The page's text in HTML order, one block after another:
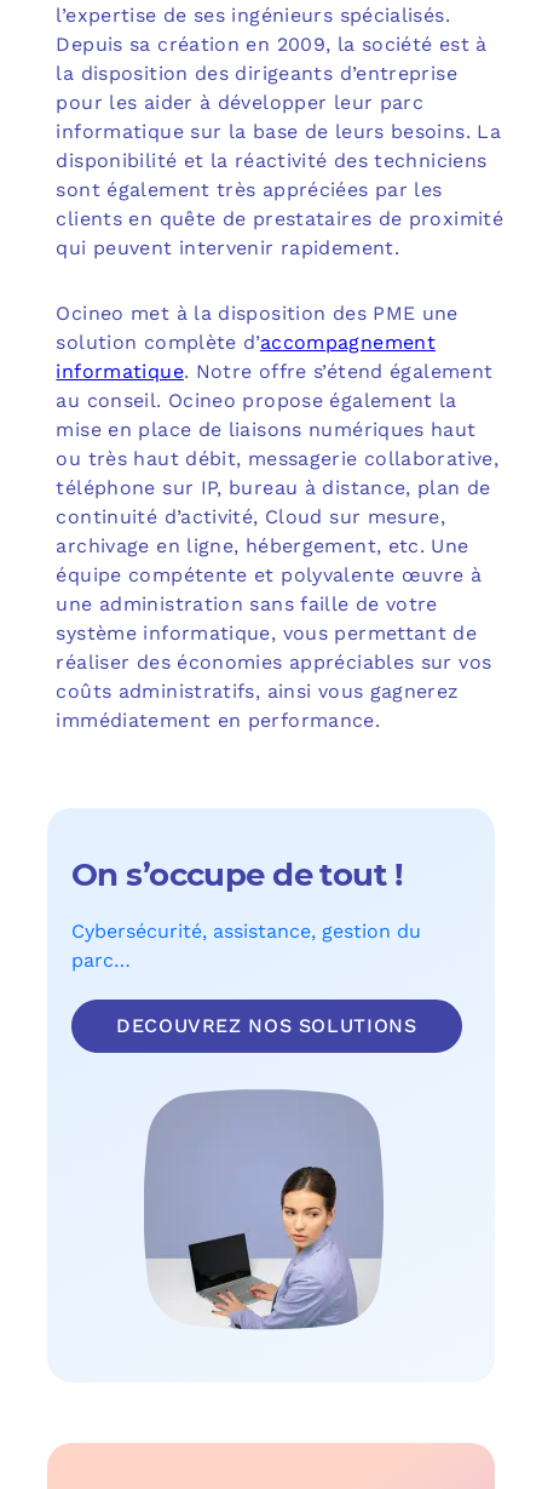
l’expertise de ses ingénieurs spécialisés.
Depuis sa création en 2009, la société est à
la disposition des dirigeants d’entreprise
pour les aider à développer leur parc
informatique sur la base de leurs besoins. La
disponibilité et la réactivité des techniciens
sont également très appréciées par les
clients en quête de prestataires de proximité
qui peuvent intervenir rapidement.
Ocineo met à la disposition des PME une
solution complète d’accompagnement
informatique. Notre offre s’étend également
au conseil. Ocineo propose également la
mise en place de liaisons numériques haut
ou très haut débit, messagerie collaborative,
téléphone sur IP, bureau à distance, plan de
continuité d’activité, Cloud sur mesure,
archivage en ligne, hébergement, etc. Une
équipe compétente et polyvalente œuvre à
une administration sans faille de votre
système informatique, vous permettant de
réaliser des économies appréciables sur vos
coûts administratifs, ainsi vous gagnerez
immédiatement en performance.
On s’occupe de tout !
Cybersécurité, assistance, gestion du
parc…
DECOUVREZ NOS SOLUTIONS